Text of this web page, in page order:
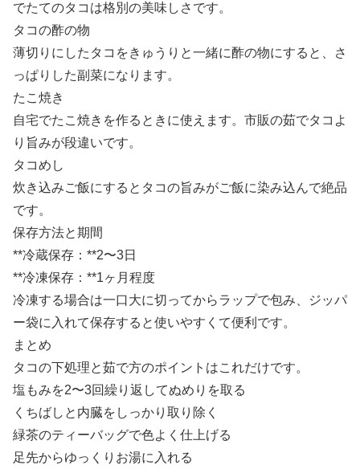
でたてのタコは格別の美味しさです。
タコの酢の物
薄切りにしたタコをきゅうりと一緒に酢の物にすると、さ
っぱりした副菜になります。
たこ焼き
自宅でたこ焼きを作るときに使えます。市販の茹でタコよ
り旨みが段違いです。
タコめし
炊き込みご飯にするとタコの旨みがご飯に染み込んで絶品
です。
保存方法と期間
**冷蔵保存：**2〜3日
**冷凍保存：**1ヶ月程度
冷凍する場合は一口大に切ってからラップで包み、ジッパ
ー袋に入れて保存すると使いやすくて便利です。
まとめ
タコの下処理と茹で方のポイントはこれだけです。
塩もみを2〜3回繰り返してぬめりを取る
くちばしと内臓をしっかり取り除く
緑茶のティーバッグで色よく仕上げる
足先からゆっくりお湯に入れる